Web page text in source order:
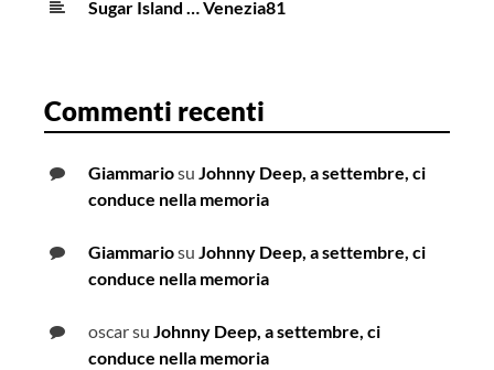
Sugar Island … Venezia81
Commenti recenti
Giammariosu Johnny Deep, a settembre, ci
conduce nella memoria
Giammariosu Johnny Deep, a settembre, ci
conduce nella memoria
oscarsu Johnny Deep, a settembre, ci
conduce nella memoria